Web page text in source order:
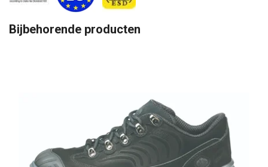
Bijbehorende producten